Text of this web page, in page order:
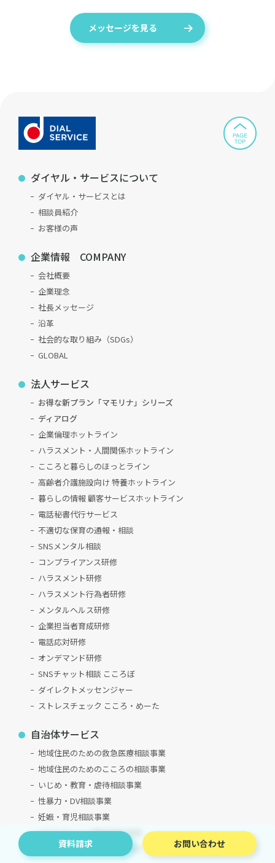
メッセージを見る
資料請求 お問い合わせ
ダイヤル・サービスについて
ダイヤル・サービスとは
相談員紹介
お客様の声
企業情報 COMPANY
会社概要
企業理念
社長メッセージ
沿革
社会的な取り組み（SDGs）
GLOBAL
法人サービス
お得な新プラン「マモリナ」シリーズ
ディアログ
企業倫理ホットライン
ハラスメント・人間関係ホットライン
こころと暮らしのほっとライン
高齢者介護施設向け 特養ホットライン
暮らしの情報 顧客サービスホットライン
電話秘書代行サービス
不適切な保育の通報・相談
SNSメンタル相談
コンプライアンス研修
ハラスメント研修
ハラスメント行為者研修
メンタルヘルス研修
企業担当者育成研修
電話応対研修
オンデマンド研修
SNSチャット相談 こころぼ
ダイレクトメッセンジャー
ストレスチェック こころ・めーた
自治体サービス
地域住民のための救急医療相談事業
地域住民のためのこころの相談事業
いじめ・教育・虐待相談事業
性暴力・DV相談事業
妊娠・育児相談事業
コロナウイルス関連相談事業
SNS相談員のための基礎研修